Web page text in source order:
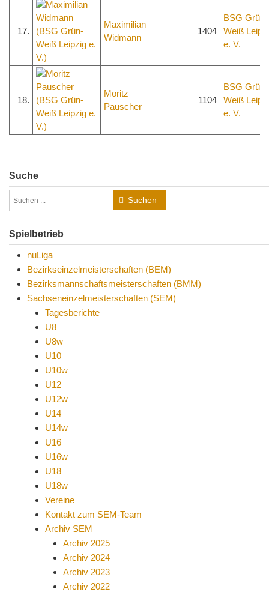
17.
Maximilian
Widmann
1404
BSG Grün-
Weiß
e. V.
18.
Moritz
Pauscher
1104
BSG Grün-
Weiß
e. V.
Suche
Suchen
Spielbetrieb
nuLiga
Bezirkseinzelmeisterschaften (BEM)
Bezirksmannschaftsmeisterschaften (BMM)
Sachseneinzelmeisterschaften (SEM)
Tagesberichte
U8
U8w
U10
U10w
U12
U12w
U14
U14w
U16
U16w
U18
U18w
Vereine
Kontakt zum SEM-Team
Archiv SEM
Archiv 2025
Archiv 2024
Archiv 2023
Archiv 2022